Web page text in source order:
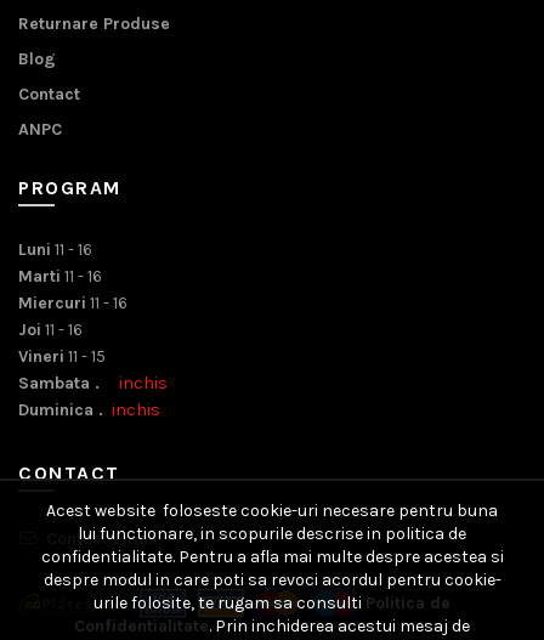
Returnare Produse
Blog
Contact
ANPC
PROGRAM
Luni 11 - 16
Marti 11 - 16
Miercuri 11 - 16
Joi 11 - 16
Vineri 11 - 15
Sambata . inchis
Duminica . inchis
CONTACT
Contact Email
Acest website foloseste cookie-uri necesare pentru buna
lui functionare, in scopurile descrise in politica de
confidentialitate. Pentru a afla mai multe despre acestea si
despre modul in care poti sa revoci acordul pentru cookie-
urile folosite, te rugam sa consulti Politica de
Confidentialitate. Prin inchiderea acestui mesaj de